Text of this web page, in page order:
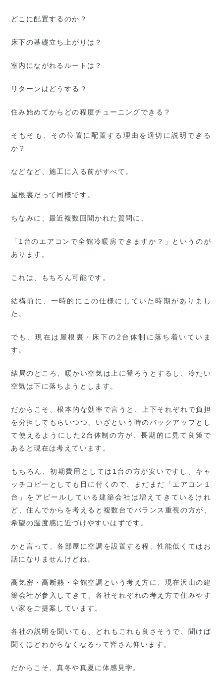
どこに配置するのか？
床下の基礎立ち上がりは？
室内にながれるルートは？
リターンはどうする？
住み始めてからどの程度チューニングできる？
そもそも、その位置に配置する理由を適切に説明できる
か？
などなど、施工に入る前がすべて。
屋根裏だって同様です。
ちなみに、最近複数回聞かれた質問に、
「1台のエアコンで全館冷暖房できますか？」というのが
あります。
これは、もちろん可能です。
結構前に、一時的にこの仕様にしていた時期がありまし
た。
でも、現在は屋根裏・床下の2台体制に落ち着いていま
す。
結局のところ、暖かい空気は上に登ろうとするし、冷たい
空気は下に落ちようとします。
だからこそ、根本的な効率で言うと、上下それぞれで負担
を分担してもらいつつ、いざという時のバックアップとし
て使えるようにした2台体制の方が、長期的に見て良策で
あると現在は考えています。
もちろん、初期費用としては1台の方が安いですし、キャ
ッチコピーとしても目に付くので、まだまだ「エアコン１
台」をアピールしている建築会社は増えてきているけれ
ど、住んでからを考えると複数台でバランス重視の方が、
希望の温度感に近づけやすいはずです。
かと言って、各部屋に空調を設置する程、性能低くてはお
話になりませんけどね。
高気密・高断熱・全館空調という考え方に、現在沢山の建
築会社が参入してきて、各社それぞれの考え方で住みやす
い家をご提案しています。
各社の説明を聞いても、どれもこれも良さそうで、聞けば
聞くほどわからなくなるって皆さん仰います。
だからこそ、真冬や真夏に体感見学。